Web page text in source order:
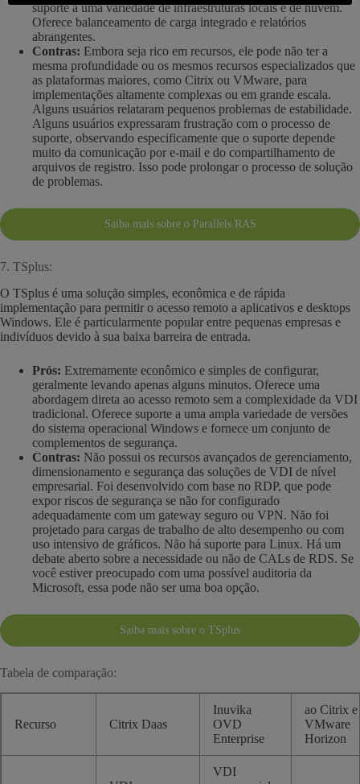
suporte a uma variedade de infraestruturas locais e de nuvem.
Oferece balanceamento de carga integrado e relatórios
abrangentes.
Contras: Embora seja rico em recursos, ele pode não ter a
mesma profundidade ou os mesmos recursos especializados que
as plataformas maiores, como Citrix ou VMware, para
implementações altamente complexas ou em grande escala.
Alguns usuários relataram pequenos problemas de estabilidade.
Alguns usuários expressaram frustração com o processo de
suporte, observando especificamente que o suporte depende
muito da comunicação por e-mail e do compartilhamento de
arquivos de registro. Isso pode prolongar o processo de solução
de problemas.
Saiba mais sobre o Parallels RAS
7. TSplus:
O TSplus é uma solução simples, econômica e de rápida
implementação para permitir o acesso remoto a aplicativos e desktops
Windows. Ele é particularmente popular entre pequenas empresas e
indivíduos devido à sua baixa barreira de entrada.
Prós: Extremamente econômico e simples de configurar,
geralmente levando apenas alguns minutos. Oferece uma
abordagem direta ao acesso remoto sem a complexidade da VDI
tradicional. Oferece suporte a uma ampla variedade de versões
do sistema operacional Windows e fornece um conjunto de
complementos de segurança.
Contras: Não possui os recursos avançados de gerenciamento,
dimensionamento e segurança das soluções de VDI de nível
empresarial. Foi desenvolvido com base no RDP, que pode
expor riscos de segurança se não for configurado
adequadamente com um gateway seguro ou VPN. Não foi
projetado para cargas de trabalho de alto desempenho ou com
uso intensivo de gráficos. Não há suporte para Linux. Há um
debate aberto sobre a necessidade ou não de CALs de RDS. Se
você estiver preocupado com uma possível auditoria da
Microsoft, essa pode não ser uma boa opção.
Saiba mais sobre o TSplus
Tabela de comparação:
Recurso Citrix Daas
Inuvika
OVD
Enterprise
ao Citrix e
VMware
Horizon
VDI